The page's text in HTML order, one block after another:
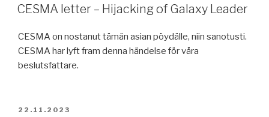
artikkeleita
CESMA letter – Hijacking of Galaxy Leader
CESMA on nostanut tämän asian pöydälle, niin sanotusti.
CESMA har lyft fram denna händelse för våra
beslutsfattare.
JULKAISTU
22.11.2023